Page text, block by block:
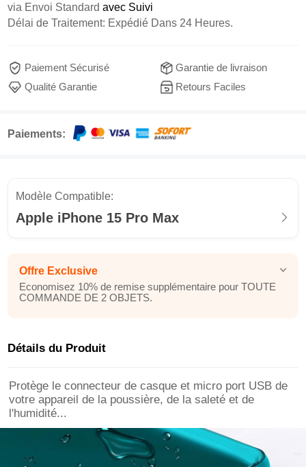
via Envoi Standard avec Suivi
Délai de Traitement: Expédié Dans 24 Heures.
Paiement Sécurisé
Garantie de livraison
Qualité Garantie
Retours Faciles
Paiements:
Modèle Compatible:
Apple iPhone 15 Pro Max
Offre Exclusive
Economisez 10% de remise supplémentaire pour TOUTE
COMMANDE DE 2 OBJETS.
Détails du Produit
Protège le connecteur de casque et micro port USB de
votre appareil de la poussière, de la saleté et de
l'humidité...